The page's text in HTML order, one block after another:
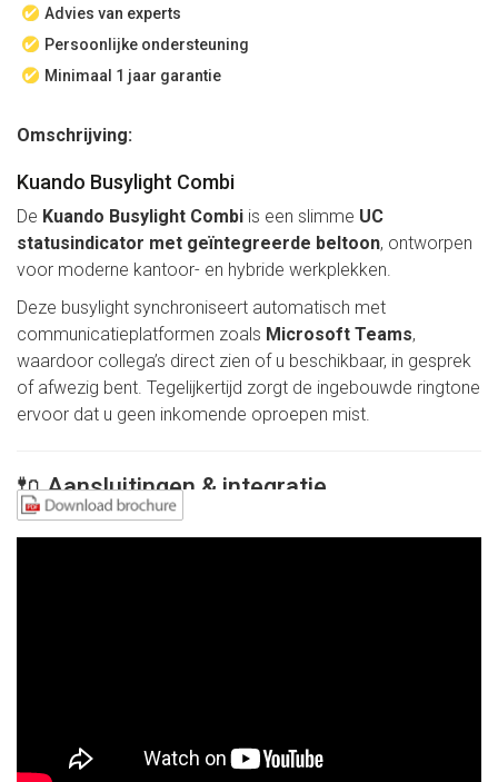
Advies van experts
Persoonlijke ondersteuning
Minimaal 1 jaar garantie
Omschrijving:
Kuando Busylight Combi
De Kuando Busylight Combi is een slimme UC
statusindicator met geïntegreerde beltoon, ontworpen
voor moderne kantoor- en hybride werkplekken.
Deze busylight synchroniseert automatisch met
communicatieplatformen zoals Microsoft Teams,
waardoor collega’s direct zien of u beschikbaar, in gesprek
of afwezig bent. Tegelijkertijd zorgt de ingebouwde ringtone
ervoor dat u geen inkomende oproepen mist.
🔌 Aansluitingen & integratie